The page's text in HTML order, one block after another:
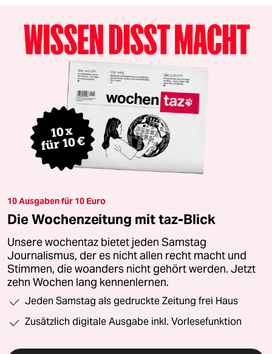
10 Ausgaben für 10 Euro
Die Wochenzeitung mit taz-Blick
Unsere wochentaz bietet jeden Samstag
Journalismus, der es nicht allen recht macht und
Stimmen, die woanders nicht gehört werden. Jetzt
zehn Wochen lang kennenlernen.
Jeden Samstag als gedruckte Zeitung frei Haus
Zusätzlich digitale Ausgabe inkl. Vorlesefunktion